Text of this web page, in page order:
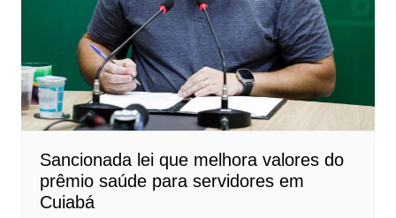
Sancionada lei que melhora valores do
prêmio saúde para servidores em
Cuiabá